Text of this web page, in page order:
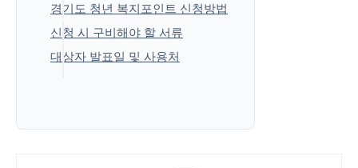
경기도 청년 복지포인트 신청방법
신청 시 구비해야 할 서류
대상자 발표일 및 사용처